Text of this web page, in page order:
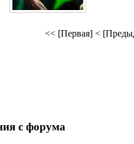
<< [Первая] <
с форума